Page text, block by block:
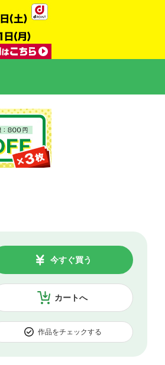
カートへ
今すぐ買う
作品をチェックする